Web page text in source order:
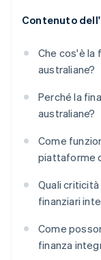
Contenuto
Che cos'è la
australiane?
Perché la
australiane?
Come
piattaforme
Quali
finanziari
Come
finanza